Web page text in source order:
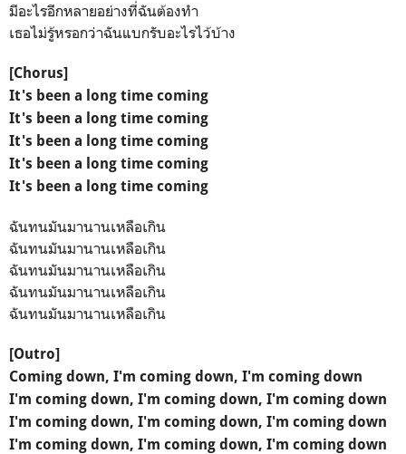
มีอะไรอีกหลายอย่างที่ฉันต้องทำ
เธอไม่รู้หรอกว่าฉันแบกรับอะไรไว้บ้าง
[Chorus]
It's been a long time coming
It's been a long time coming
It's been a long time coming
It's been a long time coming
It's been a long time coming
ฉันทนมันมานานเหลือเกิน
ฉันทนมันมานานเหลือเกิน
ฉันทนมันมานานเหลือเกิน
ฉันทนมันมานานเหลือเกิน
ฉันทนมันมานานเหลือเกิน
[Outro]
Coming down, I'm coming down, I'm coming down
I'm coming down, I'm coming down, I'm coming down
I'm coming down, I'm coming down, I'm coming down
I'm coming down, I'm coming down, I'm coming down